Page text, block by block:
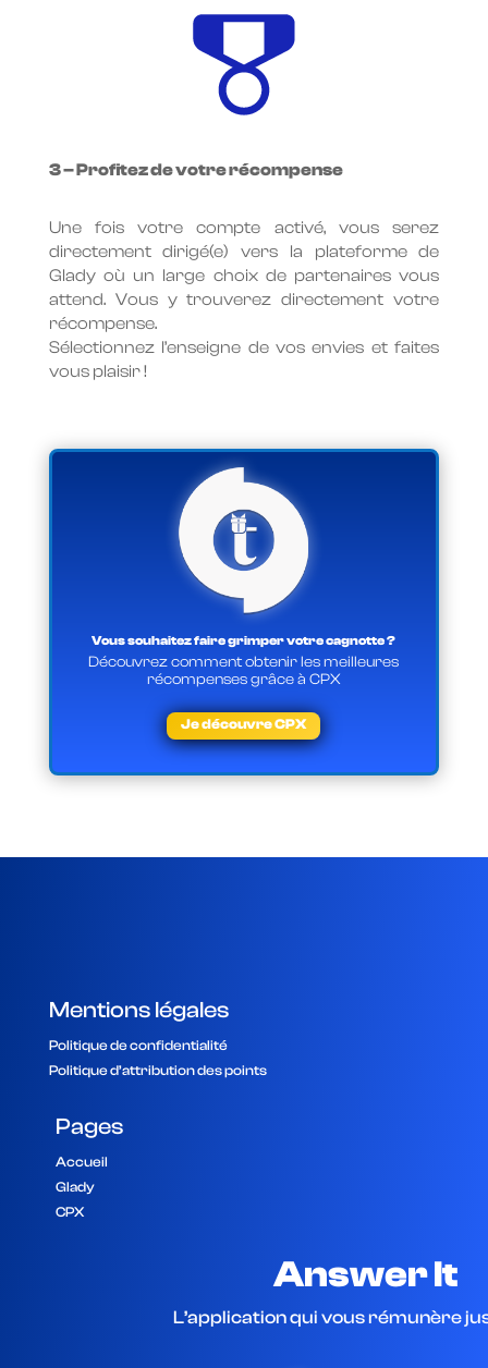
3 – Profitez de votre récompense
Une fois votre compte activé, vous serez
directement dirigé(e) vers la plateforme de
Glady où un large choix de partenaires vous
attend. Vous y trouverez directement votre
récompense.
Sélectionnez l’enseigne de vos envies et faites
vous plaisir !
Vous souhaitez faire grimper votre cagnotte ?
Découvrez comment obtenir les meilleures
récompenses grâce à CPX
Je découvre CPX
Mentions légales
Politique de confidentialité
Politique d’attribution des points
Pages
Accueil
Glady
CPX
Answer It
L’application qui vous rémunère